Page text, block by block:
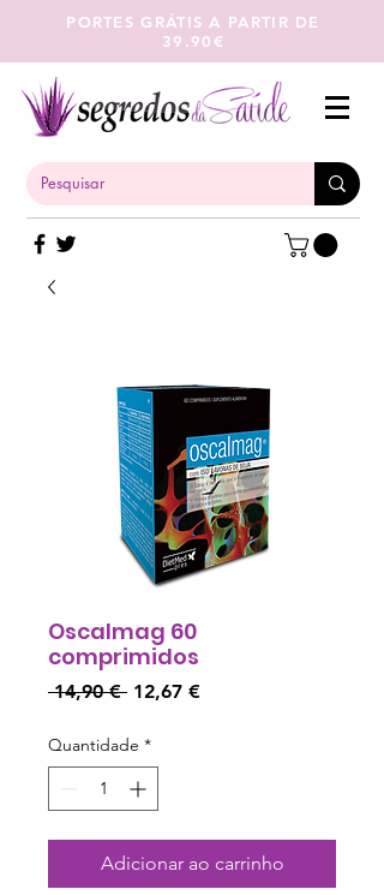
PORTES GRÁTIS A PARTIR DE
39.90€
Oscalmag 60
comprimidos
14,90 € Preço
12,67 €Preço
Quantidade *
Adicionar ao carrinho